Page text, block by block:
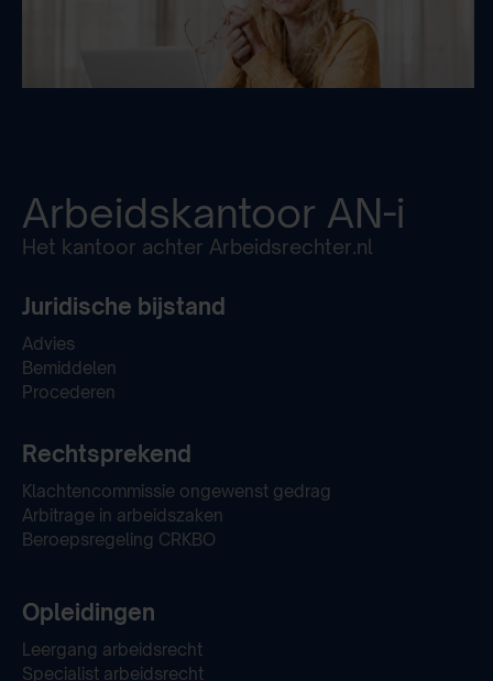
Arbeidskantoor AN-i
Het kantoor achter Arbeidsrechter.nl
Juridische bijstand
Advies
Bemiddelen
Procederen
Rechtsprekend
Klachtencommissie ongewenst gedrag
Arbitrage in arbeidszaken
Beroepsregeling CRKBO
Opleidingen
Leergang arbeidsrecht
Specialist arbeidsrecht